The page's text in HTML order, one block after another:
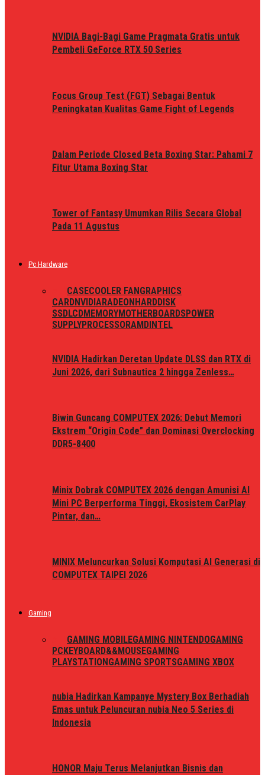
NVIDIA Bagi-Bagi Game Pragmata Gratis untuk
Pembeli GeForce RTX 50 Series
Focus Group Test (FGT) Sebagai Bentuk
Peningkatan Kualitas Game Fight of Legends
Dalam Periode Closed Beta Boxing Star: Pahami 7
Fitur Utama Boxing Star
Tower of Fantasy Umumkan Rilis Secara Global
Pada 11 Agustus
Pc Hardware
CASECOOLER FAN GRAPHICS
CARDNVIDIARADEON HARDDISK
SSDLCDMEMORYMOTHERBOARDSPOWER
SUPPLYPROCESSORAMD INTEL
NVIDIA Hadirkan Deretan Update DLSS dan RTX di
Juni 2026, dari Subnautica 2 hingga Zenless…
Biwin Guncang COMPUTEX 2026: Debut Memori
Ekstrem “Origin Code” dan Dominasi Overclocking
DDR5-8400
Minix Dobrak COMPUTEX 2026 dengan Amunisi AI
Mini PC Berperforma Tinggi, Ekosistem CarPlay
Pintar, dan…
MINIX Meluncurkan Solusi Komputasi AI Generasi di
COMPUTEX TAIPEI 2026
Gaming
GAMING MOBILEGAMING NINTENDOGAMING
PCKEYBOARD&&MOUSEGAMING
PLAYSTATIONGAMING SPORTSGAMING XBOX
nubia Hadirkan Kampanye Mystery Box Berhadiah
Emas untuk Peluncuran nubia Neo 5 Series di
Indonesia
HONOR Maju Terus Melanjutkan Bisnis dan